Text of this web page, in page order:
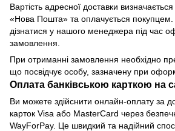
Вартість адресної доставки
«Нова Пошта» та оплачується
дізнатися у нашого менеджера під час
замовлення.
При отриманні замовлення необхідно
що посвідчує особу, зазначену при
Оплата банківською карткою на
Ви можете здійснити онлайн-оплату за
карток Visa або MasterCard через
WayForPay. Це швидкий та надійний